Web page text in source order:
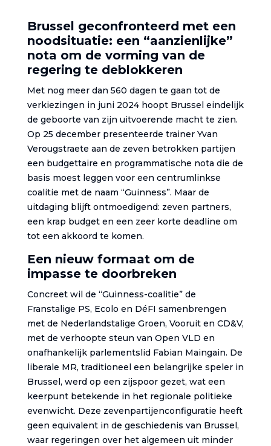
Brussel geconfronteerd met een
noodsituatie: een “aanzienlijke”
nota om de vorming van de
regering te deblokkeren
Met nog meer dan 560 dagen te gaan tot de
verkiezingen in juni 2024 hoopt Brussel eindelijk
de geboorte van zijn uitvoerende macht te zien.
Op 25 december presenteerde trainer Yvan
Verougstraete aan de zeven betrokken partijen
een budgettaire en programmatische nota die de
basis moest leggen voor een centrumlinkse
coalitie met de naam “Guinness”. Maar de
uitdaging blijft ontmoedigend: zeven partners,
een krap budget en een zeer korte deadline om
tot een akkoord te komen.
Een nieuw formaat om de
impasse te doorbreken
Concreet wil de “Guinness-coalitie” de
Franstalige PS, Ecolo en DéFI samenbrengen
met de Nederlandstalige Groen, Vooruit en CD&V,
met de verhoopte steun van Open VLD en
onafhankelijk parlementslid Fabian Maingain. De
liberale MR, traditioneel een belangrijke speler in
Brussel, werd op een zijspoor gezet, wat een
keerpunt betekende in het regionale politieke
evenwicht. Deze zevenpartijenconfiguratie heeft
geen equivalent in de geschiedenis van Brussel,
waar regeringen over het algemeen uit minder